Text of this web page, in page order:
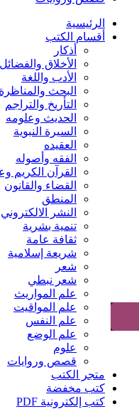
الرئيسية
أقسام الكتب
أذكار
الأخلاق والفضائل
الأدب واللغة
البحث والمناظرة
التأريخ والتراجم
الحديث وعلومه
السيرة النبوية
العقيده
الفقه وأصوله
القرآن الكريم
القضاء والقانون
المنطق
النشر الالكتروني
تنمية بشرية
ثقافة عامة
شريعة إسلامية
شعر
شعر نبطي
علم المواريث
علم المواقيت
علم النفس
علم الوضع
علوم
قصص وروايات
متجر الكتب
كتب مخفضة
كتب إلكترونية PDF